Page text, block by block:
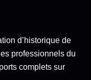
d’historique de
professionnels du
complets sur